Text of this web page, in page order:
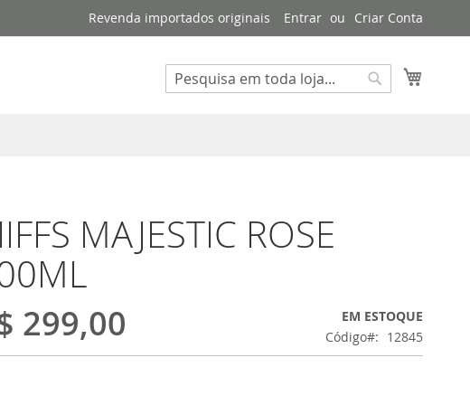
Revenda importados originais Entrar Criar Conta
Buscar
MAJESTIC ROSE
299,00
EM ESTOQUE
Código
12845